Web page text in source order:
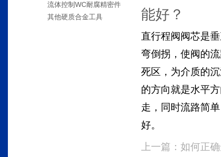
流体控制WC耐腐精密件
其他硬质合金工具
能好？
直行程阀阀芯是
弯倒拐，使阀的
死区，为介质的
的方向就是水平
走，同时流路简
好。
上一篇： 如何正